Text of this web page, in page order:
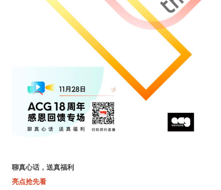
聊真心话，送真福利
亮点抢先看